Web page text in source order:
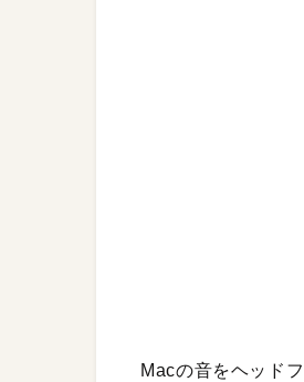
Macの音をヘッド